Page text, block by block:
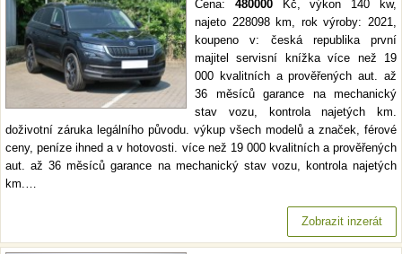
Cena: 480000Kč, výkon 140 kw,
najeto 228098 km, rok výroby: 2021,
koupeno v: česká republika první
majitel servisní knížka více než 19
000 kvalitních a prověřených aut. až
36 měsíců garance na mechanický
stav vozu, kontrola najetých km.
doživotní záruka legálního původu. výkup všech modelů a značek, férové
ceny, peníze ihned a v hotovosti. více než 19 000 kvalitních a prověřených
aut. až 36 měsíců garance na mechanický stav vozu, kontrola najetých
km.…
Zobrazit inzerát